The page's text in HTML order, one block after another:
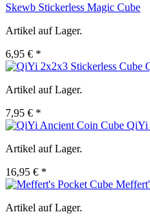
Skewb Stickerless Magic Cube
Artikel auf Lager.
6,95 € *
Artikel auf Lager.
7,95 € *
QiYi
Artikel auf Lager.
16,95 € *
Artikel auf Lager.